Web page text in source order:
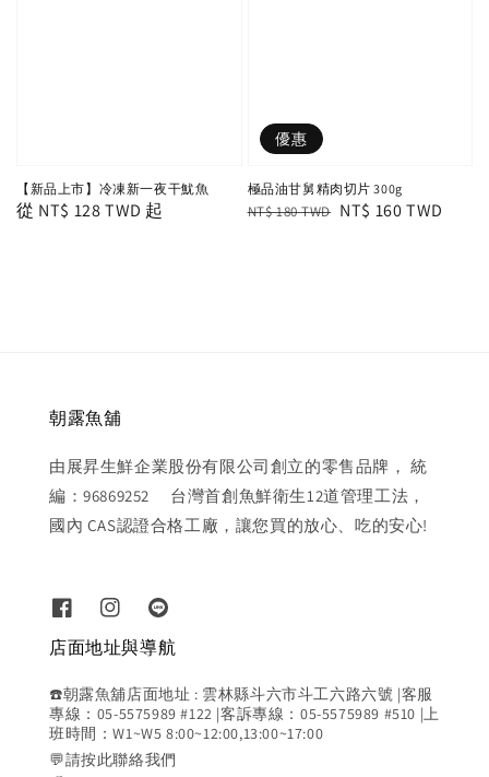
【新品上市】冷凍新一夜干魷魚
Regular
從 NT$ 128 TWD 起
優惠
極品油甘舅精肉切片 300g
Regular
NT$ 180 TWD Sale
NT$ 160 TWD
朝露魚舖
由展昇生鮮企業股份有限公司創立的零售品牌， 統
編：96869252 台灣首創魚鮮衛生12道管理工法，
國內 CAS認證合格工廠，讓您買的放心、吃的安心!
店面地址與導航
☎️朝露魚舖店面地址 : 雲林縣斗六市斗工六路六號 |客服
專線：05-5575989 #122 |客訴專線：05-5575989 #510 |上
班時間：W1~W5 8:00~12:00,13:00~17:00
💬請按此聯絡我們